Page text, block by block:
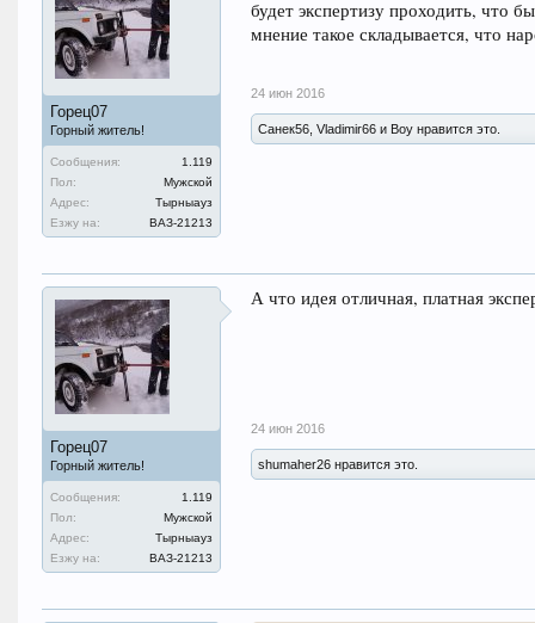
Горец07
Горный житель!
Сообщения:
1.119
Пол:
Мужской
Адрес:
Тырныауз
Езжу на:
ВАЗ-21213
будет экспертизу проходить, что
мнение такое складывается, что
24 июн 2016
Санек56, Vladimir66 и Boy нравится это.
Горец07
Горный житель!
Сообщения:
1.119
Пол:
Мужской
Адрес:
Тырныауз
Езжу на:
ВАЗ-21213
А что идея отличная, платная
24 июн 2016
shumaher26 нравится это.